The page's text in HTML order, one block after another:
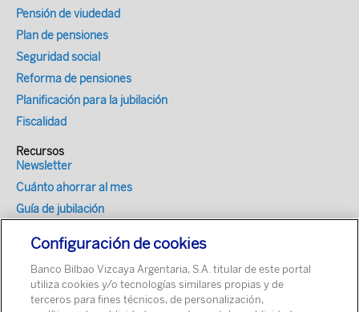
Pensión de viudedad
Plan de pensiones
Seguridad social
Reforma de pensiones
Planificación para la jubilación
Fiscalidad
Recursos
Newsletter
Cuánto ahorrar al mes
Guía de jubilación
Optimizador fiscal
Simulador de Mi Jubilación para tu web
Configuración de cookies
Banco Bilbao Vizcaya Argentaria, S.A. titular de este portal
utiliza cookies y/o tecnologías similares propias y de
terceros para fines técnicos, de personalización,